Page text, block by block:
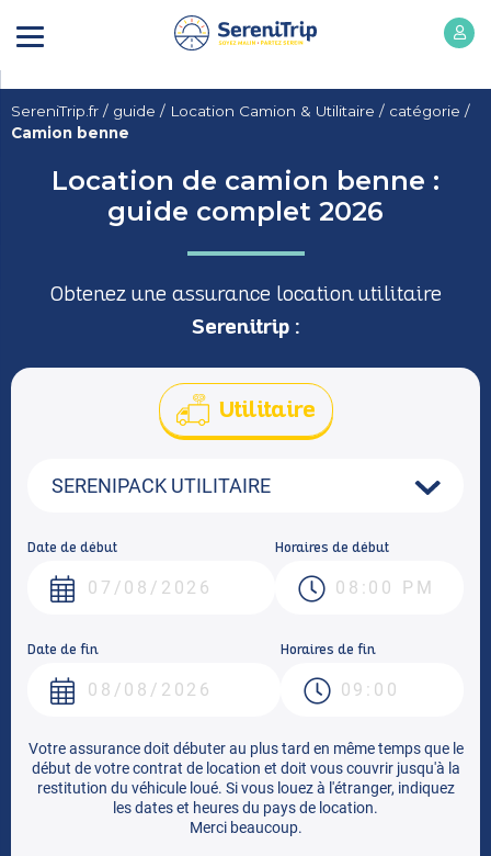
SereniTrip.fr / guide / Location Camion & Utilitaire / catégorie /
Camion benne
Location de camion benne :
guide complet 2026
Obtenez une assurance location utilitaire
Serenitrip :
Utilitaire
Date de début Horaires de début
Date de fin Horaires de fin
Votre assurance doit débuter au plus tard en même temps que le
début de votre contrat de location et doit vous couvrir jusqu'à la
restitution du véhicule loué. Si vous louez à l'étranger, indiquez
les dates et heures du pays de location.
Merci beaucoup.